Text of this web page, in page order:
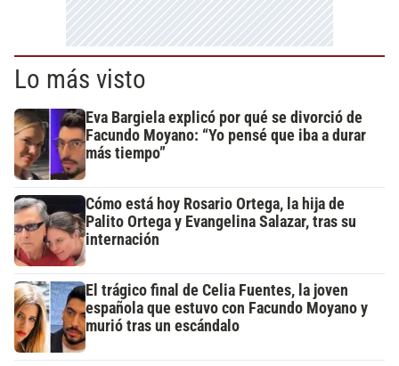
Lo más visto
Eva Bargiela explicó por qué se divorció de
Facundo Moyano: “Yo pensé que iba a durar
más tiempo”
Cómo está hoy Rosario Ortega, la hija de
Palito Ortega y Evangelina Salazar, tras su
internación
El trágico final de Celia Fuentes, la joven
española que estuvo con Facundo Moyano y
murió tras un escándalo